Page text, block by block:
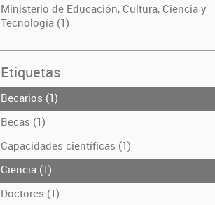
Ministerio de Educación, Cultura, Ciencia y
Tecnología (1)
Etiquetas
Becarios (1)
Becas (1)
Capacidades científicas (1)
Ciencia (1)
Doctores (1)